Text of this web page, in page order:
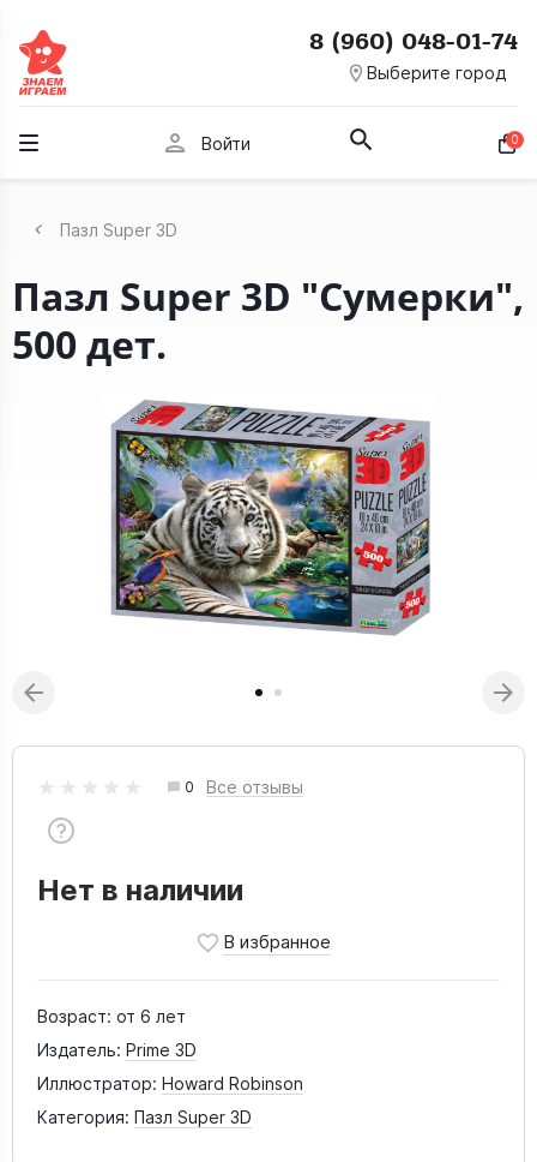
room Выберите город
8 (960) 048-01-74
person Войти 0
Пазл Super 3D
Пазл Super 3D "Сумерки",
500 дет.
0 Все отзывы
Нет в наличии
Возраст: от 6 лет
Издатель: Prime 3D
Иллюстратор: Howard Robinson
Категория: Пазл Super 3D